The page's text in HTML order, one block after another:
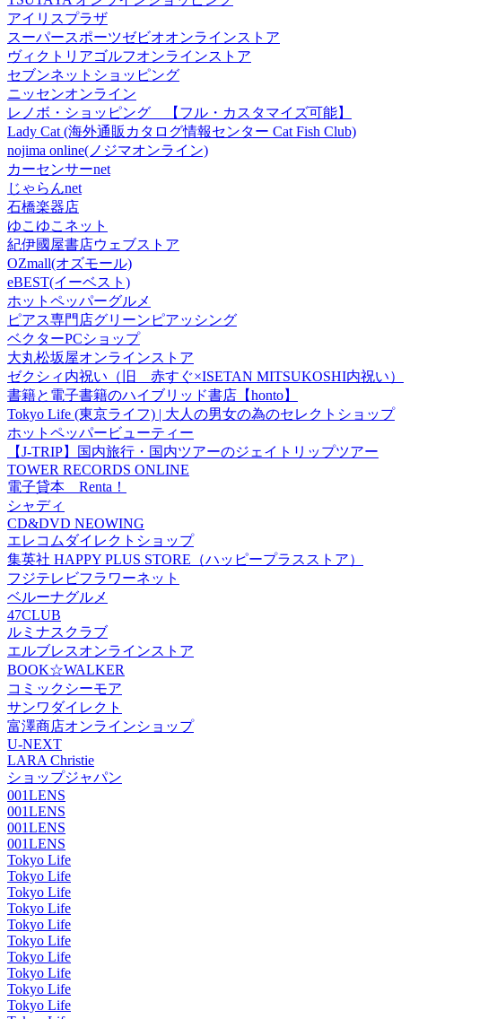
アイリスプラザ
スーパースポーツゼビオオンラインストア
ヴィクトリアゴルフオンラインストア
セブンネットショッピング
ニッセンオンライン
レノボ・ショッピング 【フル・カスタマイズ可能】
Lady Cat (海外通販カタログ情報センター Cat Fish Club)
nojima online(ノジマオンライン)
カーセンサーnet
じゃらんnet
石橋楽器店
ゆこゆこネット
紀伊國屋書店ウェブストア
OZmall(オズモール)
eBEST(イーベスト)
ホットペッパーグルメ
ピアス専門店グリーンピアッシング
ベクターPCショップ
大丸松坂屋オンラインストア
ゼクシィ内祝い（旧 赤すぐ×ISETAN MITSUKOSHI内祝い）
書籍と電子書籍のハイブリッド書店【honto】
Tokyo Life (東京ライフ) | 大人の男女の為のセレクトショップ
ホットペッパービューティー
【J-TRIP】国内旅行・国内ツアーのジェイトリップツアー
TOWER RECORDS ONLINE
電子貸本 Renta！
シャディ
CD&DVD NEOWING
エレコムダイレクトショップ
集英社 HAPPY PLUS STORE（ハッピープラスストア）
フジテレビフラワーネット
ベルーナグルメ
47CLUB
ルミナスクラブ
エルブレスオンラインストア
BOOK☆WALKER
コミックシーモア
サンワダイレクト
富澤商店オンラインショップ
U-NEXT
LARA Christie
ショップジャパン
001LENS
001LENS
001LENS
001LENS
Tokyo Life
Tokyo Life
Tokyo Life
Tokyo Life
Tokyo Life
Tokyo Life
Tokyo Life
Tokyo Life
Tokyo Life
Tokyo Life